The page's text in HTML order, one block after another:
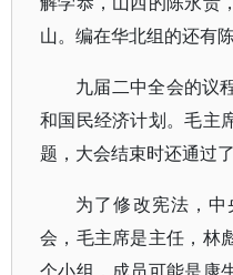
山。编在华北组的还有
九届二中全会的议
和国民经济计划。毛主
题，大会结束时还通过
为了修改宪法，
会，毛主席是主任，林